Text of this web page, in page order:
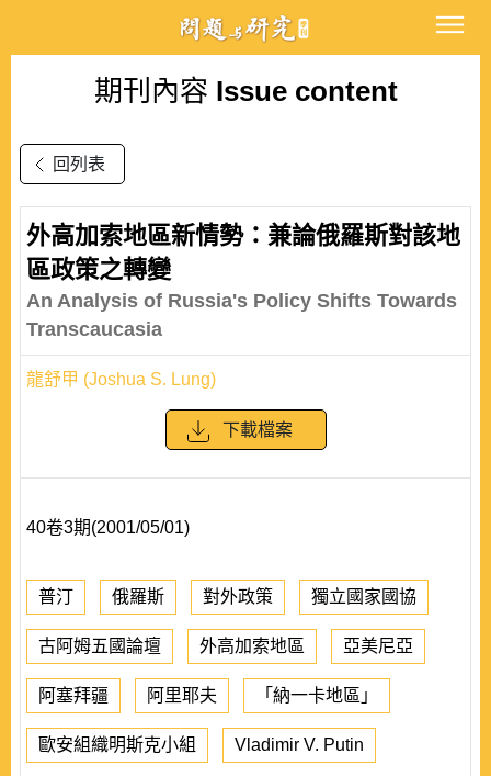
期刊內容 Issue content
回列表
外高加索地區新情勢：兼論俄羅斯對該地
區政策之轉變
An Analysis of Russia's Policy Shifts Towards
Transcaucasia
龍舒甲 (Joshua S. Lung)
下載檔案
40卷3期(2001/05/01)
普汀 俄羅斯 對外政策 獨立國家國協
古阿姆五國論壇 外高加索地區 亞美尼亞
阿塞拜疆 阿里耶夫 「納一卡地區」
歐安組織明斯克小組 Vladimir V. Putin